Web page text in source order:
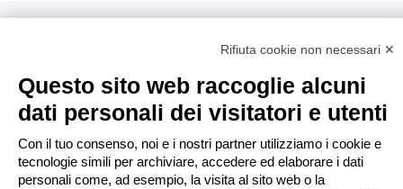
Rifiuta cookie non necessari ✕
Questo sito web raccoglie alcuni
dati personali dei visitatori e utenti
Con il tuo consenso, noi e i nostri partner utilizziamo i cookie e
tecnologie simili per archiviare, accedere ed elaborare i dati
personali come, ad esempio, la visita al sito web o la